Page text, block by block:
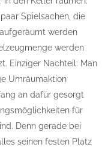
Spielsachen, die
werden
werden
Einziger Nachteil: Man
Umräumaktion
an dafür gesorgt
für
Denn gerade bei
seinen festen Platz